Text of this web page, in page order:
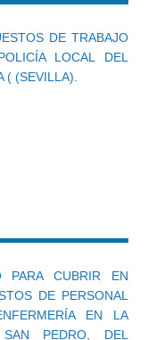
DE TRABAJO
LOCAL DEL
( (SEVILLA).
PARA CUBRIR EN
DE PERSONAL
EN LA
SAN PEDRO, DEL